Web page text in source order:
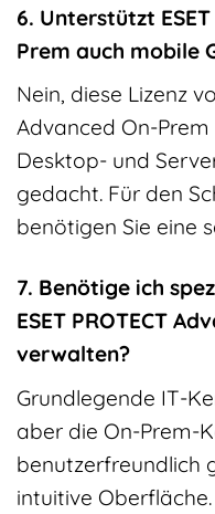
6. Unterstützt
Prem auch mobile
Nein, diese Lizenz
Advanced On-
Desktop- und
gedacht. Für den
benötigen Sie eine
7. Benötige ich
ESET PROTECT
verwalten?
Grundlegende IT-
aber die On-Prem-
benutzerfreundlich
intuitive